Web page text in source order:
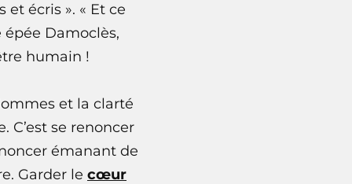
et écris ». « Et ce
Damoclès,
humain !
et la clarté
se renoncer
émanant de
Garder le cœur